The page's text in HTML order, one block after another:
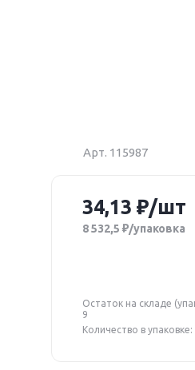
Арт. 115987
34,13 /шт
8 532,5 /упаковка
Остаток на складе
9
Количество в упаковке: